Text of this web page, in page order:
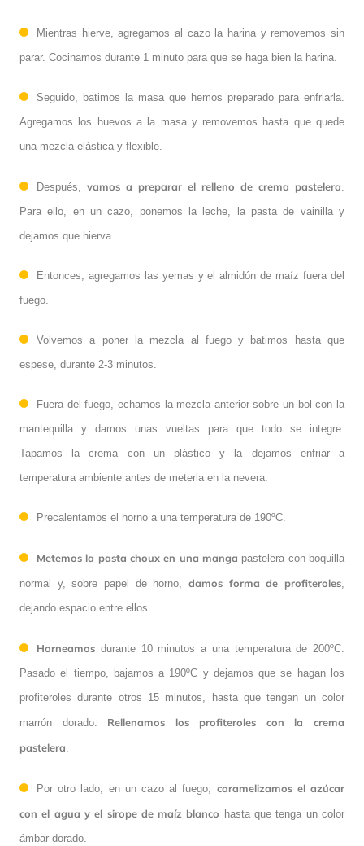
Mientras hierve, agregamos al cazo la harina y removemos sin
parar. Cocinamos durante 1 minuto para que se haga bien la harina.
Seguido, batimos la masa que hemos preparado para enfriarla.
Agregamos los huevos a la masa y removemos hasta que quede
una mezcla elástica y flexible.
Después, vamos a preparar el relleno de crema pastelera
Para ello, en un cazo, ponemos la leche, la pasta de vainilla y
dejamos que hierva.
Entonces, agregamos las yemas y el almidón de maíz fuera del
fuego.
Volvemos a poner la mezcla al fuego y batimos hasta que
espese, durante 2-3 minutos.
Fuera del fuego, echamos la mezcla anterior sobre un bol con la
mantequilla y damos unas vueltas para que todo se integre.
Tapamos la crema con un plástico y la dejamos enfriar a
temperatura ambiente antes de meterla en la nevera.
Precalentamos el horno a una temperatura de 190ºC.
Metemos la pasta choux en una manga pastelera con boquilla
normal y, sobre papel de horno, damos forma de profiteroles
dejando espacio entre ellos.
Horneamos durante 10 minutos a una temperatura de 200ºC.
Pasado el tiempo, bajamos a 190ºC y dejamos que se hagan los
profiteroles durante otros 15 minutos, hasta que tengan un color
marrón dorado. Rellenamos los profiteroles con la crema
pastelera
Por otro lado, en un cazo al fuego, caramelizamos el azúcar
con el agua y el sirope de maíz blanco hasta que tenga un color
ámbar dorado.